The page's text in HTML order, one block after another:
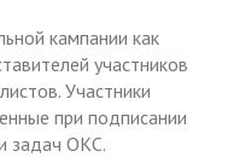
кампании как
участников
Участники
при подписании
задач ОКС.